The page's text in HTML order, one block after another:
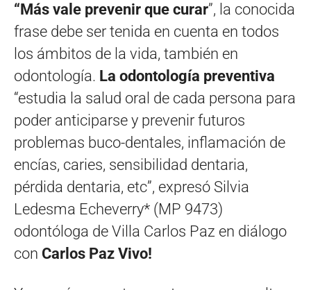
“Más vale prevenir que curar”, la conocida
frase debe ser tenida en cuenta en todos
los ámbitos de la vida, también en
odontología. La odontología preventiva
“estudia la salud oral de cada persona para
poder anticiparse y prevenir futuros
problemas buco-dentales, inflamación de
encías, caries, sensibilidad dentaria,
pérdida dentaria, etc”, expresó Silvia
Ledesma Echeverry* (MP 9473)
odontóloga de Villa Carlos Paz en diálogo
con Carlos Paz Vivo!